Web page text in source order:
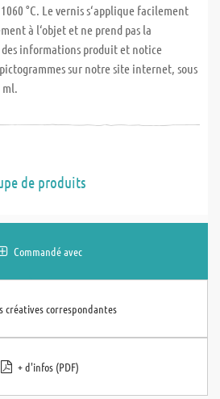
°C. Le vernis s‘applique facilement
à l‘objet et ne prend pas la
des informations produit et notice
sur notre site internet, sous
de produits
Commandé avec
créatives correspondantes
+ d'infos (PDF)